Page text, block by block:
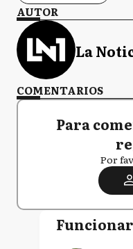
AUTOR
La
COMENTARIOS
Para
Por